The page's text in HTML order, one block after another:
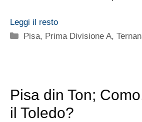
Leggi il resto
Categorie
Pisa, Prima Divisione A,
Pisa din Ton;
il Toledo?